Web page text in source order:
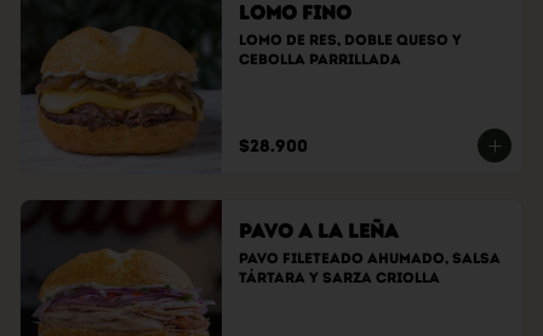
Lomo Fino
Lomo de res, doble queso y
cebolla parrillada
$28.900
Pavo a la Leña
Pavo fileteado ahumado, Salsa
tártara y sarza criolla